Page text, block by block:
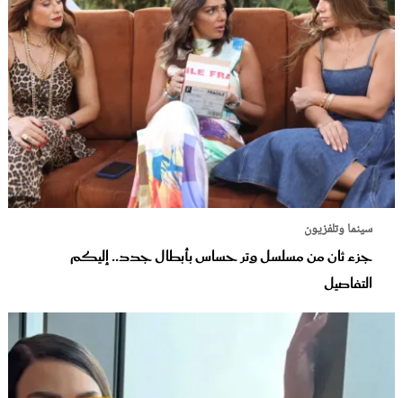
سينما وتلفزيون
جزء ثان من مسلسل وتر حساس بأبطال جدد.. إليكم
التفاصيل